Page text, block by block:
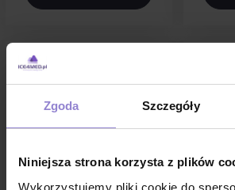
Zgoda Szczegóły
Niniejsza strona korzysta z plików
Wykorzystujemy pliki cookie do